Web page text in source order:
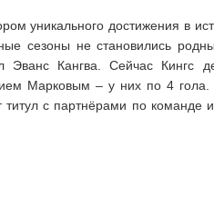
уникального достижения в
сезоны не становились
Эванс Кангва. Сейчас Кингс
Марковым – у них по 4 гола.
с партнёрами по команде